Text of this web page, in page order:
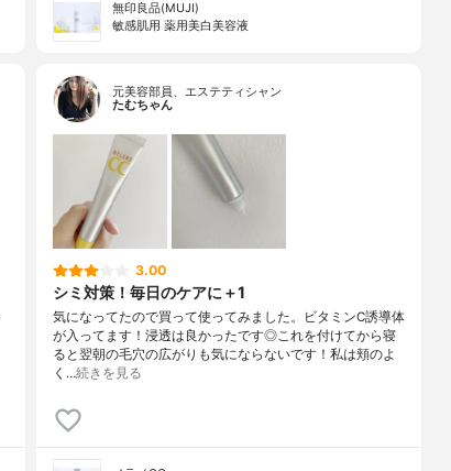
無印良品(MUJI)
敏感肌用 薬用美白美容液
元美容部員、エステティシャン
たむちゃん
3.00
シミ対策！毎日のケアに＋1
気になってたので買って使ってみました。ビタミンC誘導体
が入ってます！浸透は良かったです◎これを付けてから寝
ると翌朝の毛穴の広がりも気にならないです！私は頬のよ
く…続きを見る